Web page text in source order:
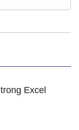
Excel